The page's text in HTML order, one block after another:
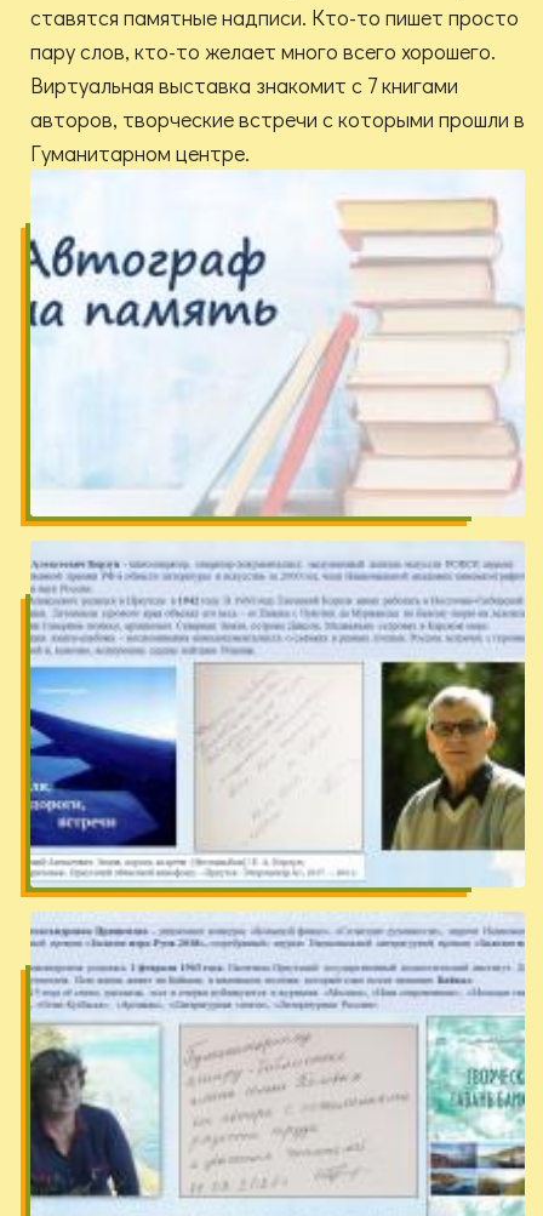
ставятся памятные надписи. Кто-то пишет просто
пару слов, кто-то желает много всего хорошего.
Виртуальная выставка знакомит с 7 книгами
авторов, творческие встречи с которыми прошли в
Гуманитарном центре.